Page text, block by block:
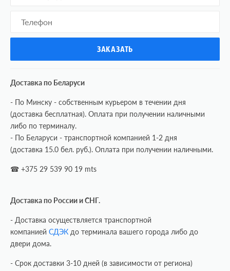
Доставка по Беларуси
- По Минску - собственным курьером в течении дня
(доставка бесплатная). Оплата при получении наличными
либо по терминалу.
- По Беларуси - транспортной компанией 1-2 дня
(доставка 15.0 бел. руб.). Оплата при получении наличными.
☎ +375 29 539 90 19 mts
Доставка по России и СНГ.
- Доставка осуществляется транспортной
компанией СДЭК до терминала вашего города либо до
двери дома.
- Срок доставки 3-10 дней (в зависимости от региона)